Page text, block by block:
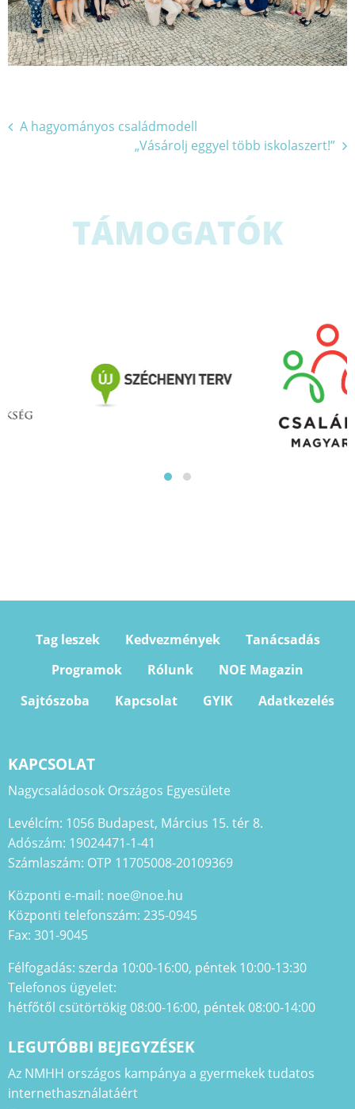
Bejegyzés
A hagyományos családmodell
„Vásárolj eggyel több iskolaszert!”
TÁMOGATÓK
Tag leszek Kedvezmények
Tanácsadás
Programok
Rólunk
NOE Magazin
Sajtószoba
Kapcsolat GYIK Adatkezelés
KAPCSOLAT
Nagycsaládosok Országos Egyesülete
Levélcím: 1056 Budapest, Március 15. tér 8.
Adószám: 19024471-1-41
Számlaszám: OTP 11705008-20109369
Központi e-mail: noe@noe.hu
Központi telefonszám: 235-0945
Fax: 301-9045
Félfogadás: szerda 10:00-16:00, péntek 10:00-13:30
Telefonos ügyelet:
hétfőtől csütörtökig 08:00-16:00, péntek 08:00-14:00
LEGUTÓBBI BEJEGYZÉSEK
Az NMHH országos kampánya a gyermekek tudatos
internethasználatáért